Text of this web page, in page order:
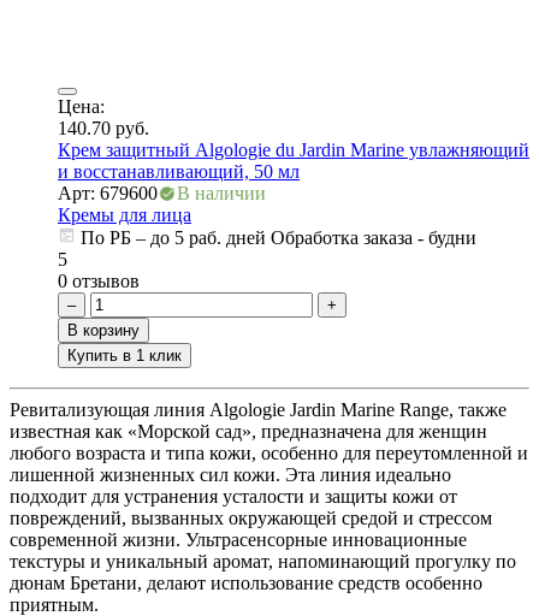
Цена:
140.70 руб.
Крем защитный Algologie du Jardin Marine увлажняющий
и восстанавливающий, 50 мл
Арт: 679600
В наличии
Кремы для лица
По РБ – до 5 раб. дней Обработка заказа - будни
5
0 отзывов
–
+
В корзину
Купить в 1 клик
Ревитализующая линия Algologie Jardin Marine Range, также
известная как «Морской сад», предназначена для женщин
любого возраста и типа кожи, особенно для переутомленной и
лишенной жизненных сил кожи. Эта линия идеально
подходит для устранения усталости и защиты кожи от
повреждений, вызванных окружающей средой и стрессом
современной жизни. Ультрасенсорные инновационные
текстуры и уникальный аромат, напоминающий прогулку по
дюнам Бретани, делают использование средств особенно
приятным.